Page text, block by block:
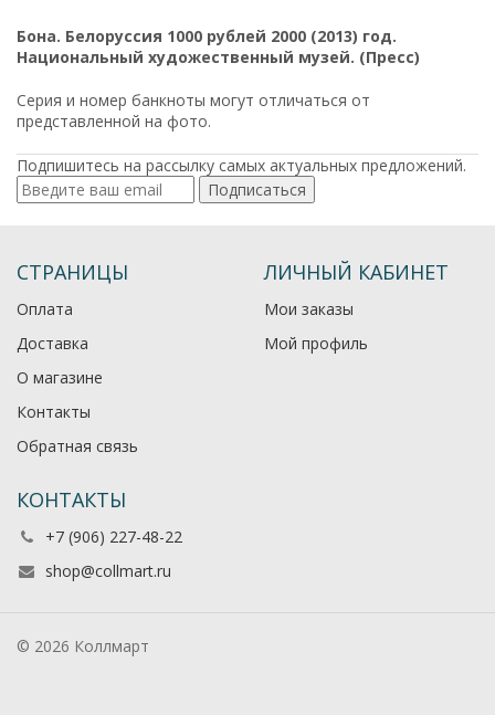
Бона. Белоруссия 1000 рублей 2000 (2013) год.
Национальный художественный музей. (Пресс)
Серия и номер банкноты могут отличаться от
представленной на фото.
Подпишитесь на рассылку самых актуальных предложений.
Подписаться
СТРАНИЦЫ
Оплата
Доставка
О магазине
Контакты
Обратная связь
ЛИЧНЫЙ КАБИНЕТ
Мои заказы
Мой профиль
КОНТАКТЫ
+7 (906) 227-48-22
shop@collmart.ru
© 2026 Коллмарт